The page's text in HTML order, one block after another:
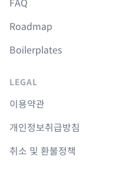
FAQ
Roadmap
Boilerplates
LEGAL
이용약관
개인정보취급방침
취소 및 환불정책